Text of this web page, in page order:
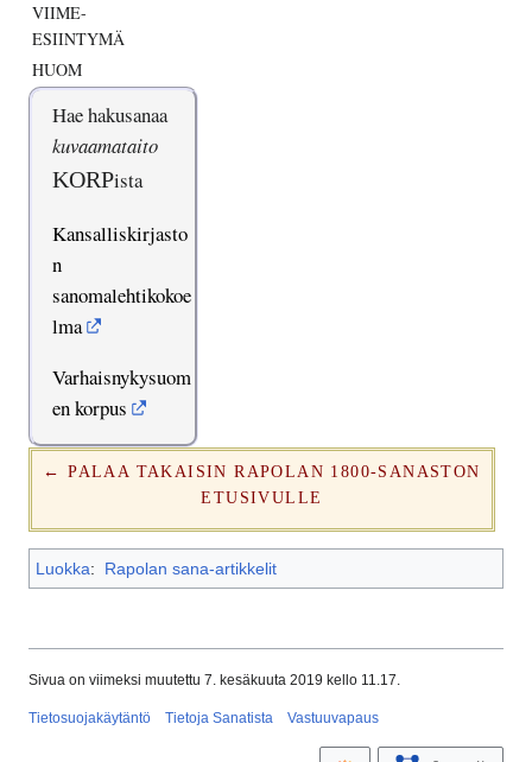
VIIME-
ESIINTYMÄ
HUOM
Hae hakusanaa
kuvaamataito
KORPista
Kansalliskirjasto
n
sanomalehtikokoe
lma
Varhaisnykysuom
en korpus
← PALAA TAKAISIN RAPOLAN 1800-SANASTON
ETUSIVULLE
Luokka: Rapolan sana-artikkelit
Sivua on viimeksi muutettu 7. kesäkuuta 2019 kello 11.17.
Tietosuojakäytäntö Tietoja Sanatista Vastuuvapaus